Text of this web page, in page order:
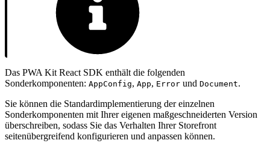
Das PWA Kit React SDK enthält die folgenden
Sonderkomponenten: AppConfig, App, Error und Document.
Sie können die Standardimplementierung der einzelnen
Sonderkomponenten mit Ihrer eigenen maßgeschneiderten Version
überschreiben, sodass Sie das Verhalten Ihrer Storefront
seitenübergreifend konfigurieren und anpassen können.